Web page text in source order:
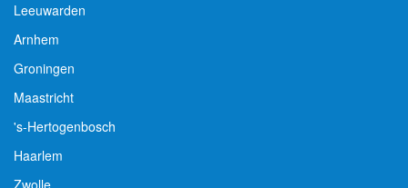
Leeuwarden
Arnhem
Groningen
Maastricht
's-Hertogenbosch
Haarlem